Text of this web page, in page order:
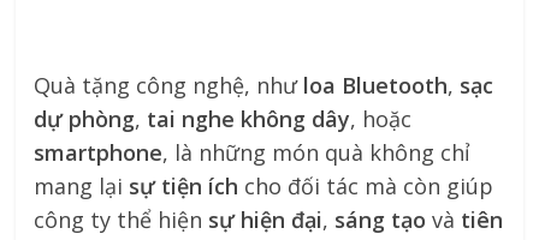
Quà tặng công nghệ, như loa Bluetooth, sạc
dự phòng, tai nghe không dây, hoặc
smartphone, là những món quà không chỉ
mang lại sự tiện ích cho đối tác mà còn giúp
công ty thể hiện sự hiện đại, sáng tạo và tiên